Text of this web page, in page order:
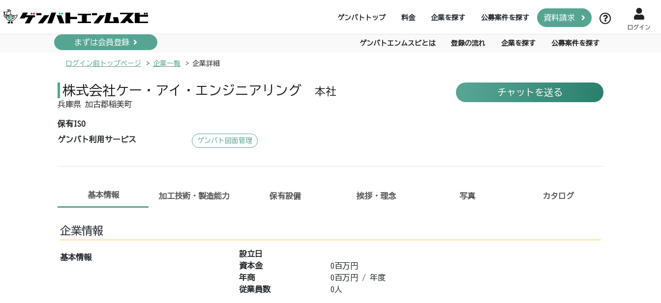
ゲンバトトップ 料金 企業を探す 公募案件を探す 資料請求
ログイン
まずは会員登録 ゲンバトエンムスビとは 登録の流れ 企業を探す 公募案件を探す
ログイン前トップページ 企業一覧 企業詳細
株式会社ケー・アイ・エンジニアリング 本社
兵庫県 加古郡稲美町
保有ISO
ゲンバト利用サービス
ゲンバト図面管理
チャットを送る
基本情報 加工技術・製造能力 保有設備 挨拶・理念 写真 カタログ
企業情報
基本情報
設立日
資本金
0百万円
年商
0百万円 / 年度
従業員数
0人